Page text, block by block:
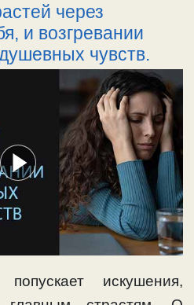
через
и возгревании
чувств.
попускает искушения,